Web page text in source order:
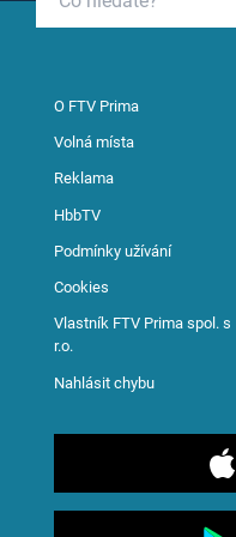
O FTV Prima
Volná místa
Reklama
HbbTV
Podmínky užívání
Cookies
Vlastník FTV Prima spol. s
r.o.
Nahlásit chybu